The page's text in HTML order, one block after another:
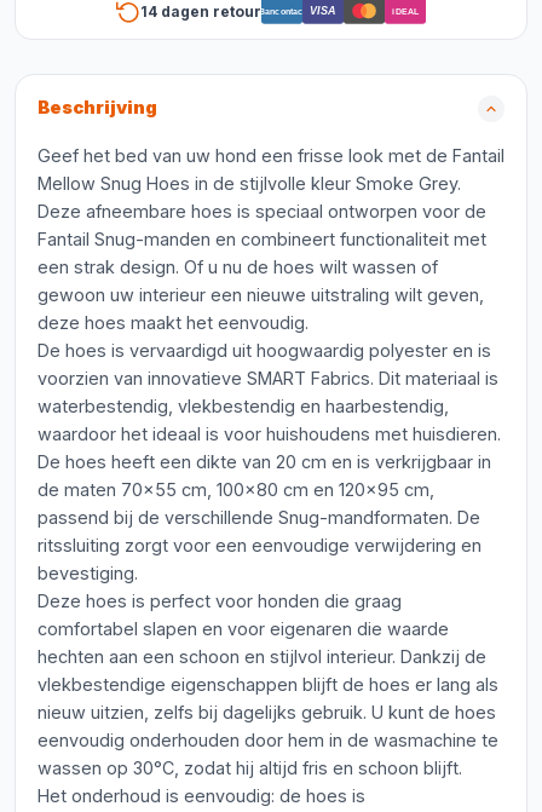
14 dagen retourBancontact VISA iDEAL
Beschrijving
Geef het bed van uw hond een frisse look met de Fantail
Mellow Snug Hoes in de stijlvolle kleur Smoke Grey.
Deze afneembare hoes is speciaal ontworpen voor de
Fantail Snug-manden en combineert functionaliteit met
een strak design. Of u nu de hoes wilt wassen of
gewoon uw interieur een nieuwe uitstraling wilt geven,
deze hoes maakt het eenvoudig.
De hoes is vervaardigd uit hoogwaardig polyester en is
voorzien van innovatieve SMART Fabrics. Dit materiaal is
waterbestendig, vlekbestendig en haarbestendig,
waardoor het ideaal is voor huishoudens met huisdieren.
De hoes heeft een dikte van 20 cm en is verkrijgbaar in
de maten 70x55 cm, 100x80 cm en 120x95 cm,
passend bij de verschillende Snug-mandformaten. De
ritssluiting zorgt voor een eenvoudige verwijdering en
bevestiging.
Deze hoes is perfect voor honden die graag
comfortabel slapen en voor eigenaren die waarde
hechten aan een schoon en stijlvol interieur. Dankzij de
vlekbestendige eigenschappen blijft de hoes er lang als
nieuw uitzien, zelfs bij dagelijks gebruik. U kunt de hoes
eenvoudig onderhouden door hem in de wasmachine te
wassen op 30°C, zodat hij altijd fris en schoon blijft.
Het onderhoud is eenvoudig: de hoes is